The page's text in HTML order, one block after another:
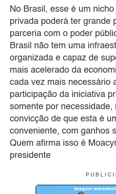
No Brasil, esse é um
privada poderá ter grande
parceria com o poder
Brasil não tem uma
organizada e capaz de
mais acelerado da
cada vez mais necessário
participação da iniciativa
somente por necessidade,
convicção de que esta é
conveniente, com ganhos
Quem afirma isso é
presidente
P U B L I C I